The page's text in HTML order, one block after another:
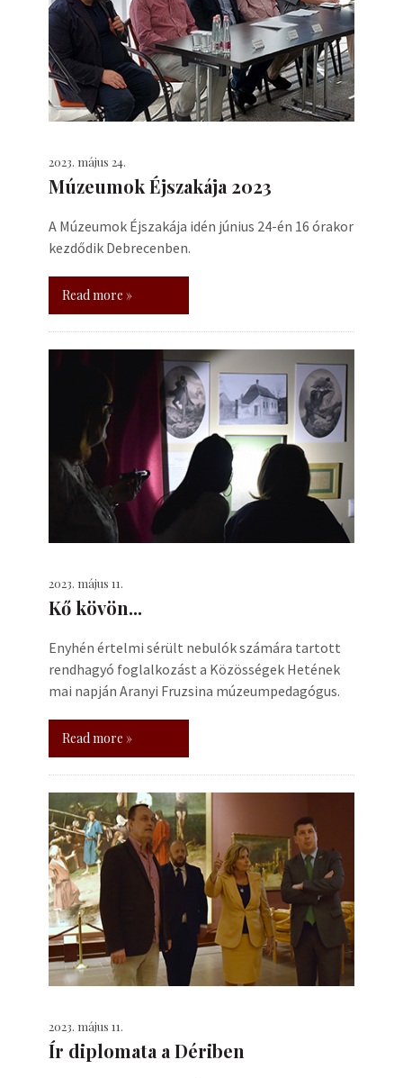
2023. május 24.
Múzeumok Éjszakája 2023
A Múzeumok Éjszakája idén június 24-én 16 órakor
kezdődik Debrecenben.
Read more »
2023. május 11.
Kő kövön...
Enyhén értelmi sérült nebulók számára tartott
rendhagyó foglalkozást a Közösségek Hetének
mai napján Aranyi Fruzsina múzeumpedagógus.
Read more »
2023. május 11.
Ír diplomata a Dériben